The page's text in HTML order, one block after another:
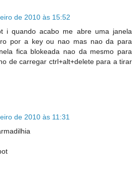
de 2010 às 15:52
i quando acabo me abre uma janela
por a key ou nao mas nao da para
fica blokeada nao da mesmo para
de carregar ctrl+alt+delete para a tirar
de 2010 às 11:31